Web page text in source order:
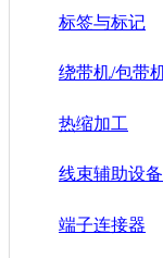
标签与标记
绕带机/包带
热缩加工
线束辅助设备
端子连接器